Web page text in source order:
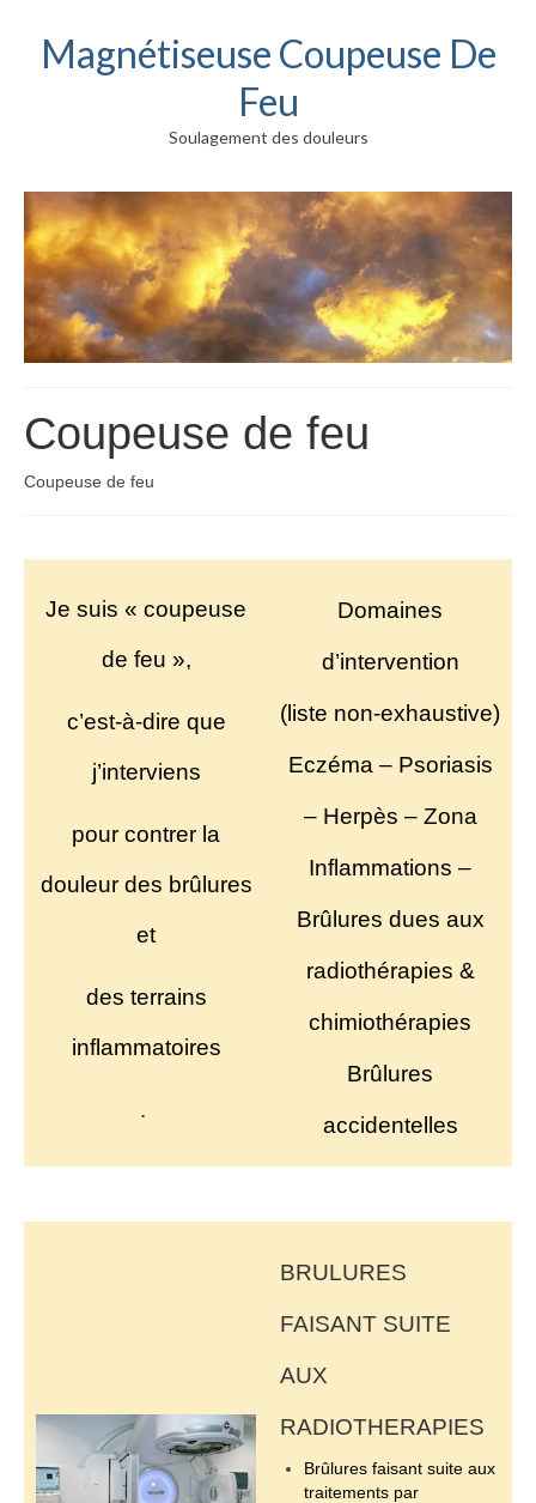
Magnétiseuse Coupeuse De
Feu
Soulagement des douleurs
Coupeuse de feu
Coupeuse de feu
Je suis « coupeuse
de feu »,
c’est-à-dire que
j’interviens
pour contrer la
douleur des brûlures
et
des terrains
inflammatoires
.
Domaines
d’intervention
(liste non-exhaustive)
Eczéma – Psoriasis
– Herpès – Zona
Inflammations –
Brûlures dues aux
radiothérapies &
chimiothérapies
Brûlures
accidentelles
BRULURES
FAISANT SUITE
AUX
RADIOTHERAPIES
Brûlures faisant suite aux
traitements par